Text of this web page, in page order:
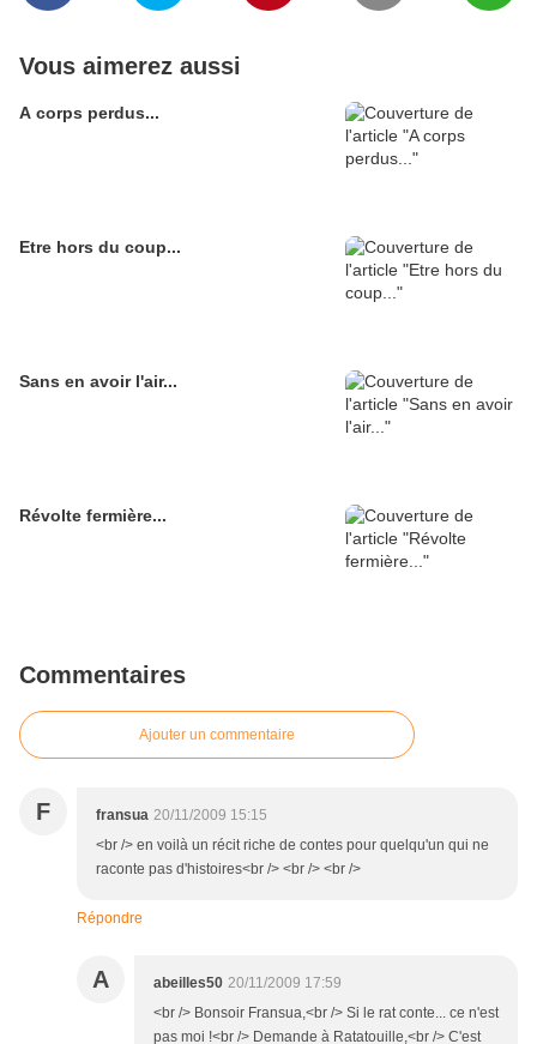
Vous aimerez aussi
A corps perdus...
Etre hors du coup...
Sans en avoir l'air...
Révolte fermière...
Commentaires
Ajouter un commentaire
F fransua 20/11/2009 15:15
<br /> en voilà un récit riche de contes pour quelqu'un qui ne
raconte pas d'histoires<br /> <br /> <br />
Répondre
A abeilles50 20/11/2009 17:59
<br /> Bonsoir Fransua,<br /> Si le rat conte... ce n'est
pas moi !<br /> Demande à Ratatouille,<br /> C'est